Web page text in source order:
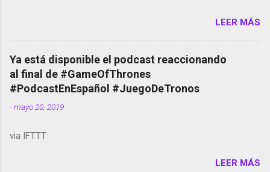
temporada de Black Mirror Twitter deja de verificar
cuentas Responden los fotógrafos Brian May y el
copyright en Instagram Música y vídeo selfies en la
red social Riddley Scott saca a Kevin Spacey de su
película Francisco regaña a los que usan el
smartphone en sus misas La serie de la Tierra
Media GoBee - StartUp de bicicletas de alquiler
Live Photos en Google Photos Llegando Partimos
LEER MÁS
Ya está disponible el podcast reaccionando
al final de #GameOfThrones
#PodcastEnEspañol #JuegoDeTronos
-mayo 20, 2019
via IFTTT
LEER MÁS